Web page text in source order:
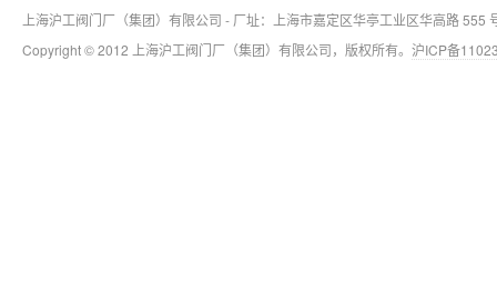
上海沪工阀门厂（集团）有限公司 - 厂址：上海市嘉定区华亭工业区华高路 555
Copyright © 2012 上海沪工阀门厂（集团）有限公司，版权所有。 沪ICP备